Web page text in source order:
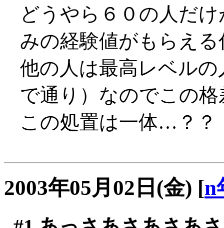
どうやら６０の人だ
みの経験値がもらえ
他の人は最高レベル
で通り）なのでこの
この処置は一体…？？
2003年05月02日(金) [n